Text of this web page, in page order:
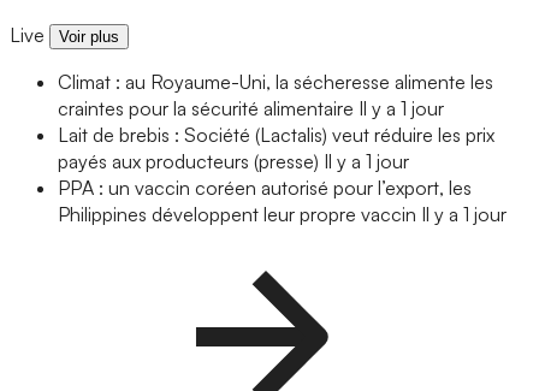
Live Voir plus
Climat : au Royaume-Uni, la sécheresse alimente les
craintes pour la sécurité alimentaire Il y a 1 jour
Lait de brebis : Société (Lactalis) veut réduire les prix
payés aux producteurs (presse) Il y a 1 jour
PPA : un vaccin coréen autorisé pour l’export, les
Philippines développent leur propre vaccin Il y a 1 jour